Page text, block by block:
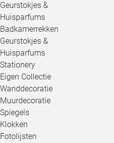
Geurstokjes &
Huisparfums
Badkamerrekken
Geurstokjes &
Huisparfums
Stationery
Eigen Collectie
Wanddecoratie
Muurdecoratie
Spiegels
Klokken
Fotolijsten